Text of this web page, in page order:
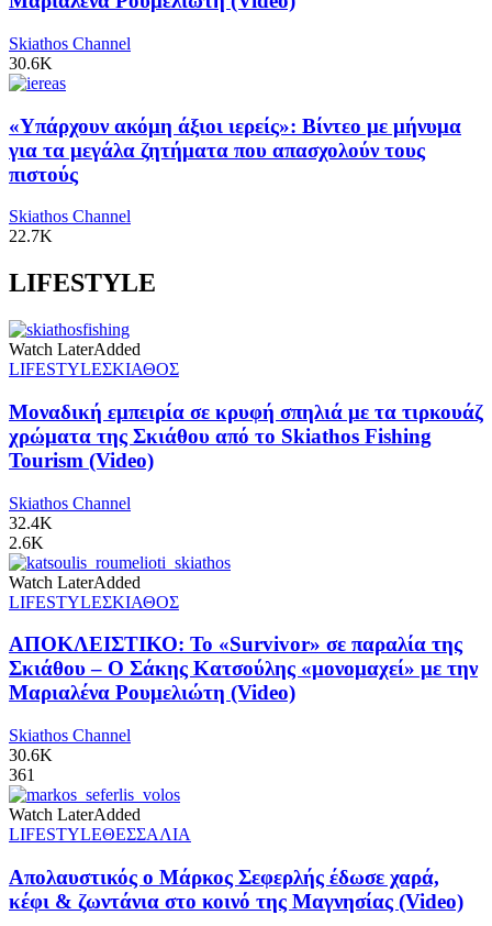
Skiathos Channel
30.6K
«Υπάρχουν ακόμη άξιοι ιερείς»: Βίντεο με μήνυμα
για τα μεγάλα ζητήματα που απασχολούν τους
πιστούς
Skiathos Channel
22.7K
LIFESTYLE
Watch LaterAdded
LIFESTYLEΣΚΙΑΘΟΣ
Μοναδική εμπειρία σε κρυφή σπηλιά με τα τιρκουάζ
χρώματα της Σκιάθου από το Skiathos Fishing
Tourism (Video)
Skiathos Channel
32.4K
2.6K
Watch LaterAdded
LIFESTYLEΣΚΙΑΘΟΣ
ΑΠΟΚΛΕΙΣΤΙΚΟ: Το «Survivor» σε παραλία της
Σκιάθου – Ο Σάκης Κατσούλης «μονομαχεί» με την
Μαριαλένα Ρουμελιώτη (Video)
Skiathos Channel
30.6K
361
Watch LaterAdded
LIFESTYLEΘΕΣΣΑΛΙΑ
Απολαυστικός ο Μάρκος Σεφερλής έδωσε χαρά,
κέφι & ζωντάνια στο κοινό της Μαγνησίας (Video)